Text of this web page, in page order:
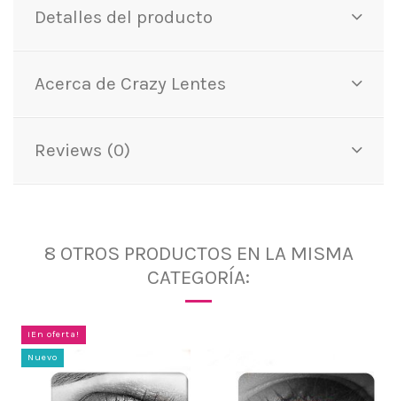
Detalles del producto
Acerca de Crazy Lentes
Reviews (0)
8 OTROS PRODUCTOS EN LA MISMA
CATEGORÍA:
¡En oferta!
Nuevo